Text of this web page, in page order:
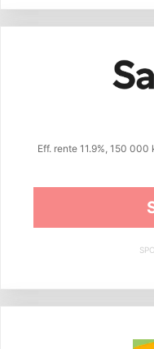
Eff. rente 11.9%, 150